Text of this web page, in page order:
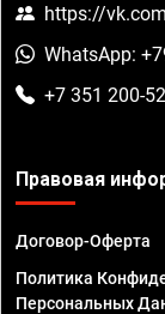
https://
WhatsApp:
+7 351 200-
Правовая
Договор-Оферта
Политика
Персональных